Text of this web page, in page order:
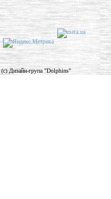
(c) Дизайн-група "Dolphins"